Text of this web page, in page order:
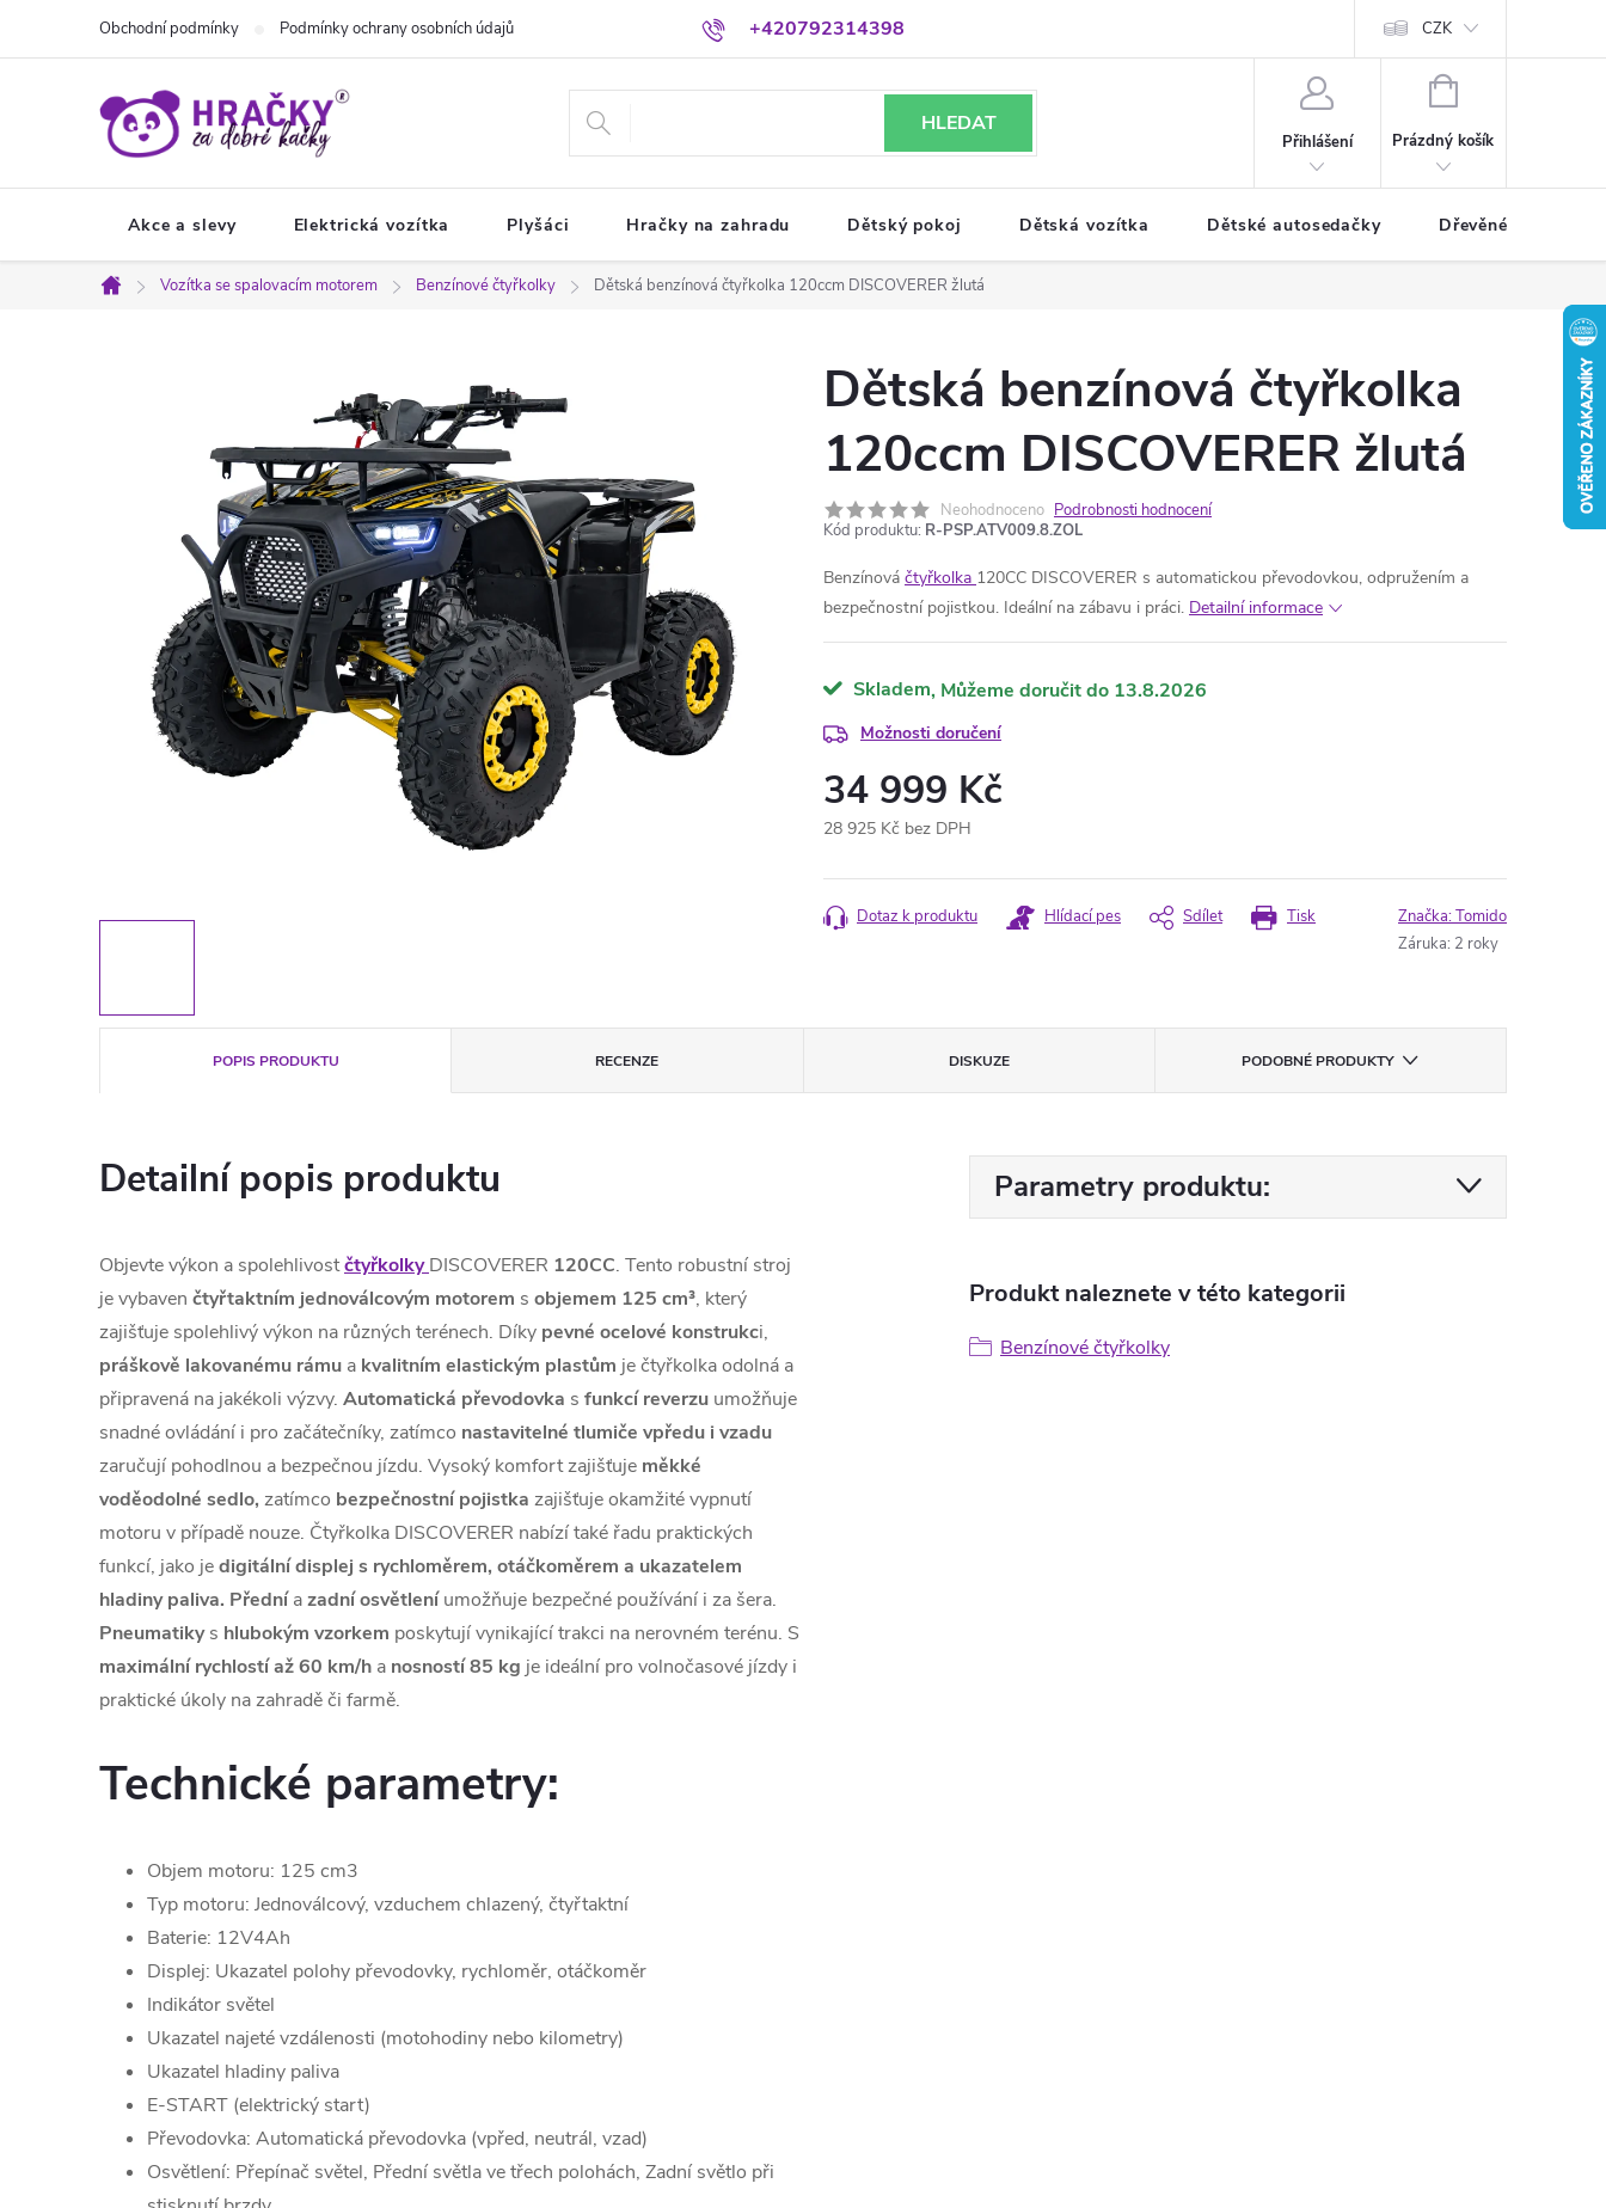
+420792314398
Obchodní podmínky Podmínky ochrany osobních údajů CZK
HLEDAT
Přihlášení
NÁKUPNÍ
Prázdný košík
Akce a slevy Elektrická vozítka Plyšáci Hračky na zahradu Dětský pokoj Dětská vozítka Dětské autosedačky Dřevěné hračky
Domů
Vozítka se spalovacím motorem Benzínové čtyřkolky Dětská benzínová čtyřkolka 120ccm DISCOVERER žlutá
Dětská benzínová čtyřkolka
120ccm DISCOVERER žlutá
Neohodnoceno Podrobnosti hodnocení
Kód produktu: R-PSP.ATV009.8.ZOL
Benzínová čtyřkolka 120CC DISCOVERER s automatickou převodovkou, odpružením a
bezpečnostní pojistkou. Ideální na zábavu i práci. Detailní informace
Skladem 13.8.2026
Možnosti doručení
34 999 Kč
28 925 Kč bez DPH
cena:
Tisk
Dotaz k produktu Hlídací pes Sdílet Značka:Tomido
Záruka: 2 roky
POPIS PRODUKTU RECENZE DISKUZE PODOBNÉ PRODUKTY
Detailní popis produktu
Objevte výkon a spolehlivostčtyřkolky DISCOVERER 120CC. Tento robustní stroj
je vybaven čtyřtaktním jednoválcovým motorem s objemem 125 cm³, který
zajišťuje spolehlivý výkon na různých terénech. Díky pevné ocelové konstrukci,
práškově lakovanému rámu a kvalitním elastickým plastům je čtyřkolka odolná a
připravená na jakékoli výzvy. Automatická převodovka s funkcí reverzu umožňuje
snadné ovládání i pro začátečníky, zatímco nastavitelné tlumiče vpředu i vzadu
zaručují pohodlnou a bezpečnou jízdu. Vysoký komfort zajišťuje měkké
voděodolné sedlo, zatímco bezpečnostní pojistka zajišťuje okamžité vypnutí
motoru v případě nouze. Čtyřkolka DISCOVERER nabízí také řadu praktických
funkcí, jako jedigitální displej s rychloměrem, otáčkoměrem a ukazatelem
hladiny paliva. Předníazadníosvětleníumožňuje bezpečné používání i za šera.
Pneumatikys hlubokým vzorkem poskytují vynikající trakci na nerovném terénu. S
maximální rychlostí až 60 km/h a nosností 85 kg je ideální pro volnočasové jízdy i
praktické úkoly na zahradě či farmě.
Technické parametry:
Objem motoru: 125 cm3
Typ motoru: Jednoválcový, vzduchem chlazený, čtyřtaktní
Baterie: 12V4Ah
Displej: Ukazatel polohy převodovky, rychloměr, otáčkoměr
Indikátor světel
Ukazatel najeté vzdálenosti (motohodiny nebo kilometry)
Ukazatel hladiny paliva
E-START (elektrický start)
Převodovka: Automatická převodovka (vpřed, neutrál, vzad)
Osvětlení: Přepínač světel, Přední světla ve třech polohách, Zadní světlo při
Parametry produktu:
Produkt naleznete v této kategorii
Benzínové čtyřkolky